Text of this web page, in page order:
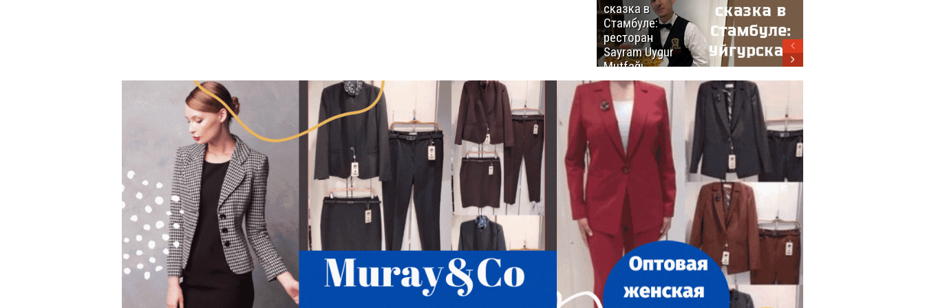
сказка в
Стамбуле:
ресторан
Sayram Uygur
Mutfağı